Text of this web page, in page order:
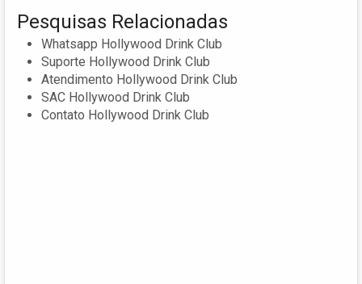
Pesquisas Relacionadas
Whatsapp Hollywood Drink Club
Suporte Hollywood Drink Club
Atendimento Hollywood Drink Club
SAC Hollywood Drink Club
Contato Hollywood Drink Club